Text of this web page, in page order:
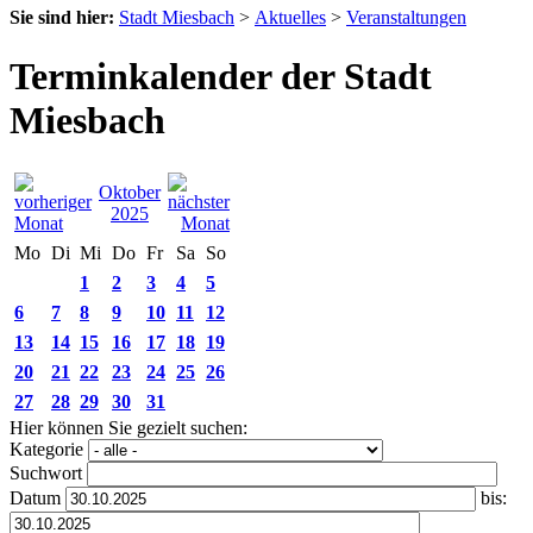
Sie sind hier: Stadt Miesbach > Aktuelles > Veranstaltungen
Terminkalender der Stadt
Miesbach
Oktober
2025
Mo Di Mi Do Fr Sa
So
1
2 3 4
5
6
7 8 9 10 11
12
13
14 15 16 17 18 19
20
21 22 23 24 25 26
27
28 29 30
31
Hier können Sie gezielt suchen:
Kategorie
Suchwort
Datum
bis: